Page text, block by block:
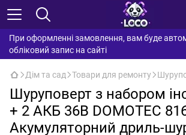
При оформленні замовлення, вам буде
обліковий запис на сайті
Дім та сад Товари для ремонту
Шуруповерт з набором
+ 2 АКБ 36В DOMOTEC
Акумуляторний дриль-